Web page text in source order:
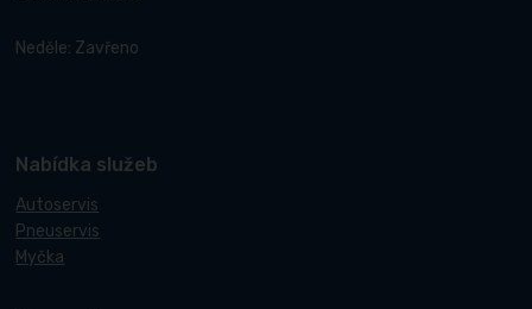
Neděle: Zavřeno
Nabídka služeb
Autoservis
Pneuservis
Myčka